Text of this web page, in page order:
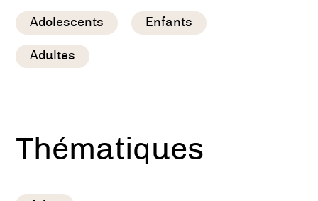
Adolescents Enfants
Adultes
Thématiques